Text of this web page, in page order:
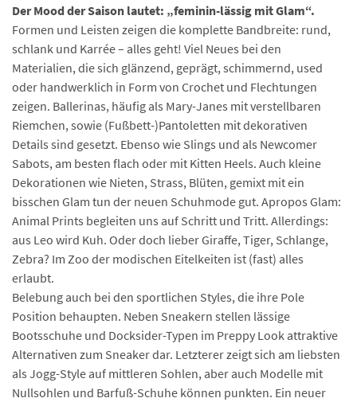
Der Mood der Saison lautet: „feminin-lässig mit Glam“.
Formen und Leisten zeigen die komplette Bandbreite: rund,
schlank und Karrée – alles geht! Viel Neues bei den
Materialien, die sich glänzend, geprägt, schimmernd, used
oder handwerklich in Form von Crochet und Flechtungen
zeigen. Ballerinas, häufig als Mary-Janes mit verstellbaren
Riemchen, sowie (Fußbett-)Pantoletten mit dekorativen
Details sind gesetzt. Ebenso wie Slings und als Newcomer
Sabots, am besten flach oder mit Kitten Heels. Auch kleine
Dekorationen wie Nieten, Strass, Blüten, gemixt mit ein
bisschen Glam tun der neuen Schuhmode gut. Apropos Glam:
Animal Prints begleiten uns auf Schritt und Tritt. Allerdings:
aus Leo wird Kuh. Oder doch lieber Giraffe, Tiger, Schlange,
Zebra? Im Zoo der modischen Eitelkeiten ist (fast) alles
erlaubt.
Belebung auch bei den sportlichen Styles, die ihre Pole
Position behaupten. Neben Sneakern stellen lässige
Bootsschuhe und Docksider-Typen im Preppy Look attraktive
Alternativen zum Sneaker dar. Letzterer zeigt sich am liebsten
als Jogg-Style auf mittleren Sohlen, aber auch Modelle mit
Nullsohlen und Barfuß-Schuhe können punkten. Ein neuer